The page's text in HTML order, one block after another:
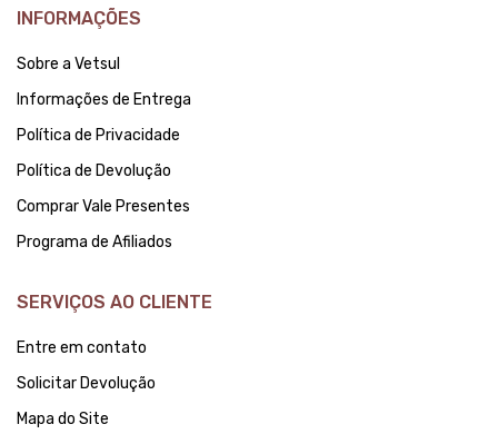
INFORMAÇÕES
Sobre a Vetsul
Informações de Entrega
Política de Privacidade
Política de Devolução
Comprar Vale Presentes
Programa de Afiliados
SERVIÇOS AO CLIENTE
Entre em contato
Solicitar Devolução
Mapa do Site